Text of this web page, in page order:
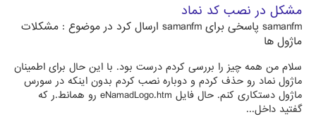
مشکل در نصب کد نماد
samanfm پاسخی برای samanfm ارسال کرد در موضوع : مشکلات
ماژول ها
سلام من همه چیز را بررسی کردم درست بود. با این حال برای اطمینان
ماژول نماد رو حذف کردم و دوباره نصب کردم بدون اینکه در سورس
ماژول دستکاری کنم. حال فایل eNamadLogo.htm رو همانط.ر که
گفتید داخل...